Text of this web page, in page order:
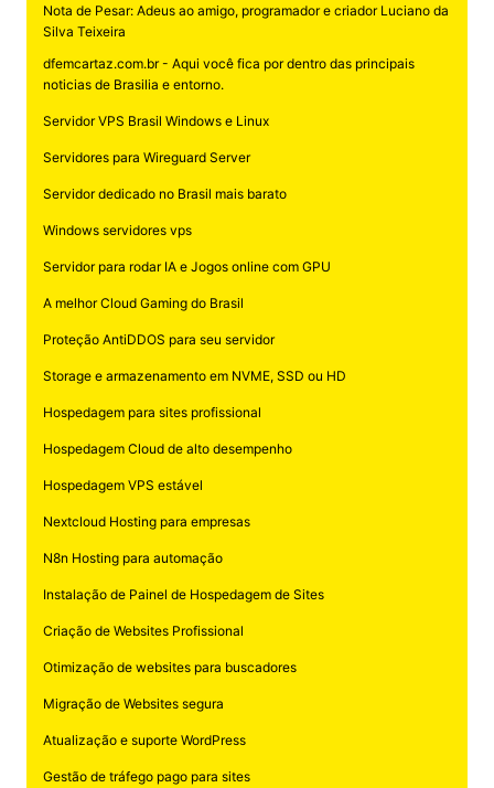
Nota de Pesar: Adeus ao amigo, programador e criador Luciano da
Silva Teixeira
dfemcartaz.com.br - Aqui você fica por dentro das principais
noticias de Brasilia e entorno.
Servidor VPS Brasil Windows e Linux
Servidores para Wireguard Server
Servidor dedicado no Brasil mais barato
Windows servidores vps
Servidor para rodar IA e Jogos online com GPU
A melhor Cloud Gaming do Brasil
Proteção AntiDDOS para seu servidor
Storage e armazenamento em NVME, SSD ou HD
Hospedagem para sites profissional
Hospedagem Cloud de alto desempenho
Hospedagem VPS estável
Nextcloud Hosting para empresas
N8n Hosting para automação
Instalação de Painel de Hospedagem de Sites
Criação de Websites Profissional
Otimização de websites para buscadores
Migração de Websites segura
Atualização e suporte WordPress
Gestão de tráfego pago para sites